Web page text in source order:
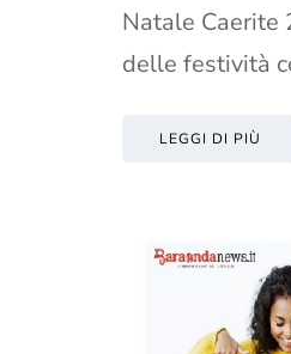
Natale Caerite
delle festività
LEGGI DI PIÙ